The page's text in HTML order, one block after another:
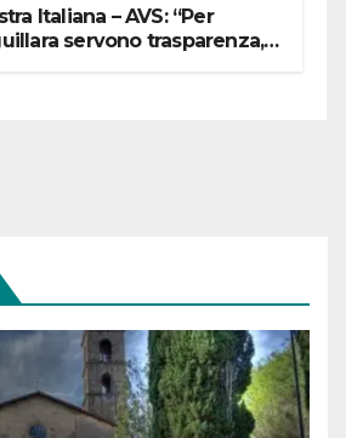
Italiana – AVS: “Per
servono trasparenza,